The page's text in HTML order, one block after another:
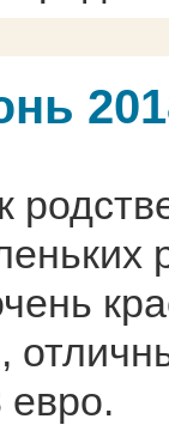
евро.